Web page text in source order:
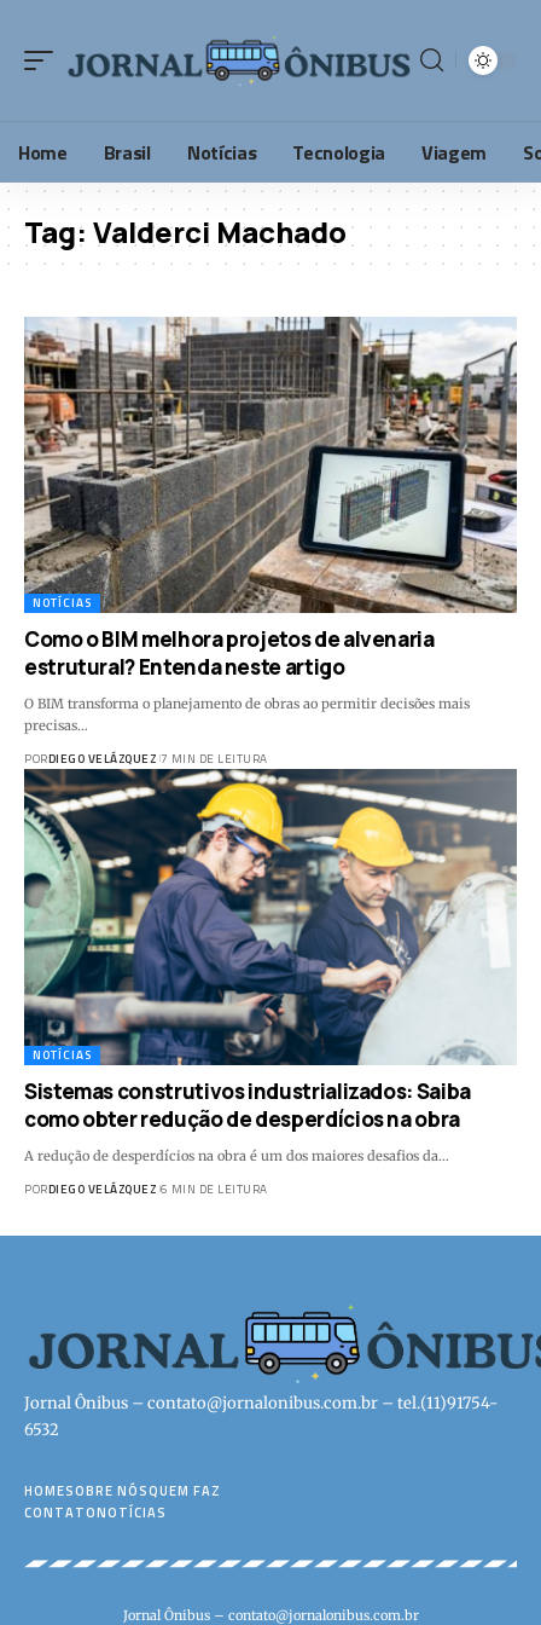
Home Brasil Notícias Tecnologia Viagem
Tag: Valderci Machado
NOTÍCIAS
Como o BIM melhora projetos de alvenaria
estrutural? Entenda neste artigo
O BIM transforma o planejamento de obras ao permitir decisões mais
precisas…
PORDIEGO VELÁZQUEZ 7 MIN DE LEITURA
NOTÍCIAS
Sistemas construtivos industrializados: Saiba
como obter redução de desperdícios na obra
A redução de desperdícios na obra é um dos maiores desafios da…
PORDIEGO VELÁZQUEZ 6 MIN DE LEITURA
Jornal Ônibus – contato@jornalonibus.com.br – tel.(11)91754-
6532
HOMESOBRE NÓSQUEM FAZ
CONTATONOTÍCIAS
Jornal Ônibus – contato@jornalonibus.com.br